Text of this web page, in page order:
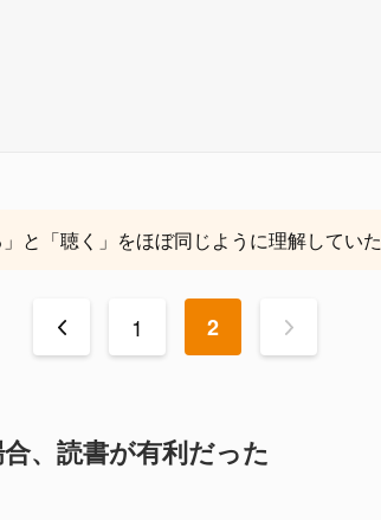
と「聴く」をほぼ同じように理解していた
< 1 2 >
合、読書が有利だった